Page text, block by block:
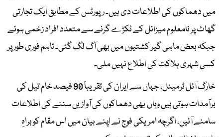
میں دھماکوں کی اطلاعات دی ہیں۔ رپورٹس کے مطابق ایک تجارتی
گھاٹ پر نامعلوم میزائل کے ٹکڑے گرنے سے متعدد افراد زخمی ہوئے
جبکہ بعض ماہی گیر کشتیوں میں بھی آگ لگ گئی۔ تاہم فوری طور پر
کسی شہری ہلاکت کی اطلاع نہیں ملی۔
خارگ آئل ٹرمینل، جہاں سے ایران کی تقریباً 90 فیصد خام تیل کی
برآمدات ہوتی ہیں وہاں بھی دھماکوں کی آوازیں سننے کی اطلاعات
سامنے آئیں، اگرچہ امریکی فوج نے اپنے بیان میں اس مقام کو براہِ